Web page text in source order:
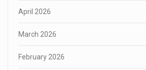
April 2026
March 2026
February 2026